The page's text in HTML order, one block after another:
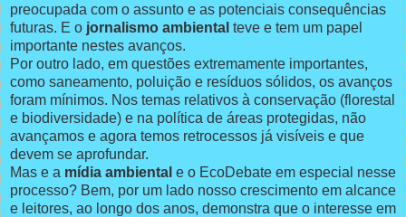
preocupada com o assunto e as potenciais consequências
futuras. E o jornalismo ambiental teve e tem um papel
importante nestes avanços.
Por outro lado, em questões extremamente importantes,
como saneamento, poluição e resíduos sólidos, os avanços
foram mínimos. Nos temas relativos à conservação (florestal
e biodiversidade) e na política de áreas protegidas, não
avançamos e agora temos retrocessos já visíveis e que
devem se aprofundar.
Mas e a mídia ambiental e o EcoDebate em especial nesse
processo? Bem, por um lado nosso crescimento em alcance
e leitores, ao longo dos anos, demonstra que o interesse em